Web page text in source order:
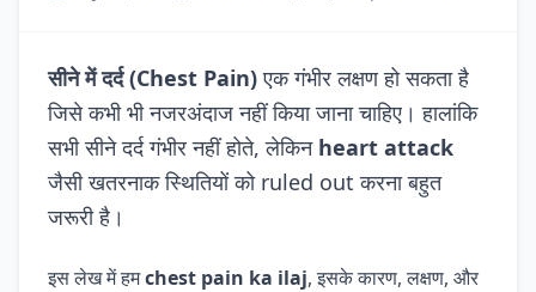
सीने में दर्द (Chest Pain)एक गंभीर लक्षण हो सकता है
जिसे कभी भी नजरअंदाज नहीं किया जाना चाहिए। हालांकि
सभी सीने दर्द गंभीर नहीं होते, लेकिन heart attack
जैसी खतरनाक स्थितियों को ruled out करना बहुत
जरूरी है।
इस लेख में हमchest pain ka ilaj, इसके कारण, लक्षण, और